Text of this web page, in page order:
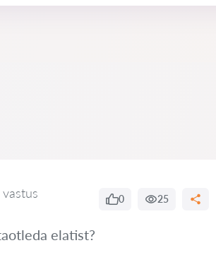
vastus 0 25
elatist?